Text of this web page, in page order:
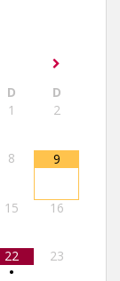
D
D
1
2
8 9
15 16
22
•
23